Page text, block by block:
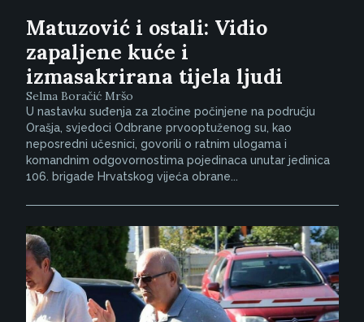
Matuzović i ostali: Vidio
zapaljene kuće i
izmasakrirana tijela ljudi
Selma Boračić Mršo
U nastavku suđenja za zločine počinjene na području
Orašja, svjedoci Odbrane prvooptuženog su, kao
neposredni učesnici, govorili o ratnim ulogama i
komandnim odgovornostima pojedinaca unutar jedinica
106. brigade Hrvatskog vijeća obrane...